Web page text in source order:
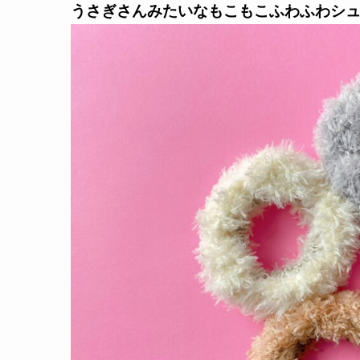
うさぎさんみたいなもこもこふわふわシ